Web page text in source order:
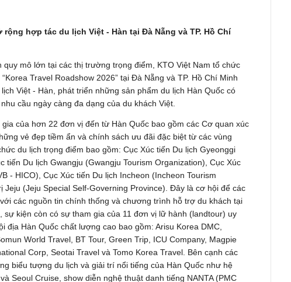
rộng hợp tác du lịch Việt - Hàn tại Đà Nẵng và TP. Hồ Chí
mô lớn tại các thị trường trọng điểm, KTO Việt Nam tổ chức
Travel Roadshow 2026” tại Đà Nẵng và TP. Hồ Chí Minh
Việt - Hàn, phát triển những sản phẩm du lịch Hàn Quốc có
cầu ngày càng đa dạng của du khách Việt.
của hơn 22 đơn vị đến từ Hàn Quốc bao gồm các Cơ quan xúc
vẻ đẹp tiềm ẩn và chính sách ưu đãi đặc biệt từ các vùng
du lịch trọng điểm bao gồm: Cục Xúc tiến Du lịch Gyeonggi
tiến Du lịch Gwangju (Gwangju Tourism Organization), Cục Xúc
- HICO), Cục Xúc tiến Du lịch Incheon (Incheon Tourism
(Jeju Special Self-Governing Province). Đây là cơ hội để các
các nguồn tin chính thống và chương trình hỗ trợ du khách tại
kiện còn có sự tham gia của 11 đơn vị lữ hành (landtour) uy
địa Hàn Quốc chất lượng cao bao gồm: Arisu Korea DMC,
World Travel, BT Tour, Green Trip, ICU Company, Magpie
Corp, Seotai Travel và Tomo Korea Travel. Bên cạnh các
biểu tượng du lịch và giải trí nổi tiếng của Hàn Quốc như hệ
Seoul Cruise, show diễn nghệ thuật danh tiếng NANTA (PMC